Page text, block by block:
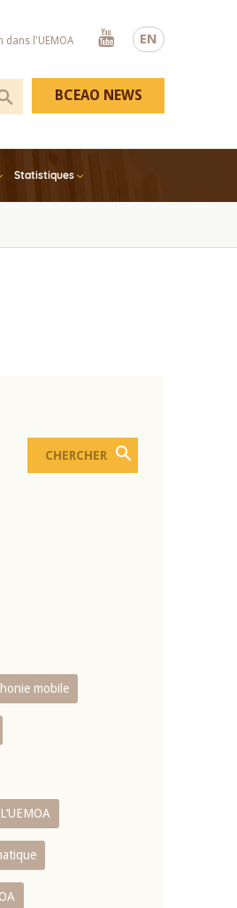
EN
dans l'UEMOA
Youtube
Statistiques
BCEAO NEWS
mobile